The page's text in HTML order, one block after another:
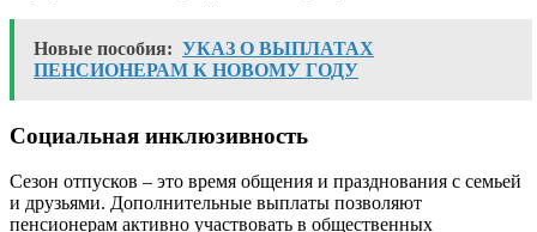
Новые пособия: УКАЗ О ВЫПЛАТАХ
ПЕНСИОНЕРАМ К НОВОМУ ГОДУ
Социальная инклюзивность
Сезон отпусков – это время общения и празднования с семьей
и друзьями. Дополнительные выплаты позволяют
пенсионерам активно участвовать в общественных